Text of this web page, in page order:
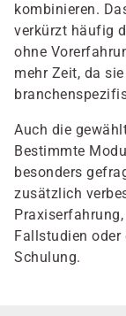
kombinieren.
verkürzt häufig
ohne
mehr Zeit, da
Auch die
Bestimmte
besonders
zusätzlich
Fallstudien
Schulung.